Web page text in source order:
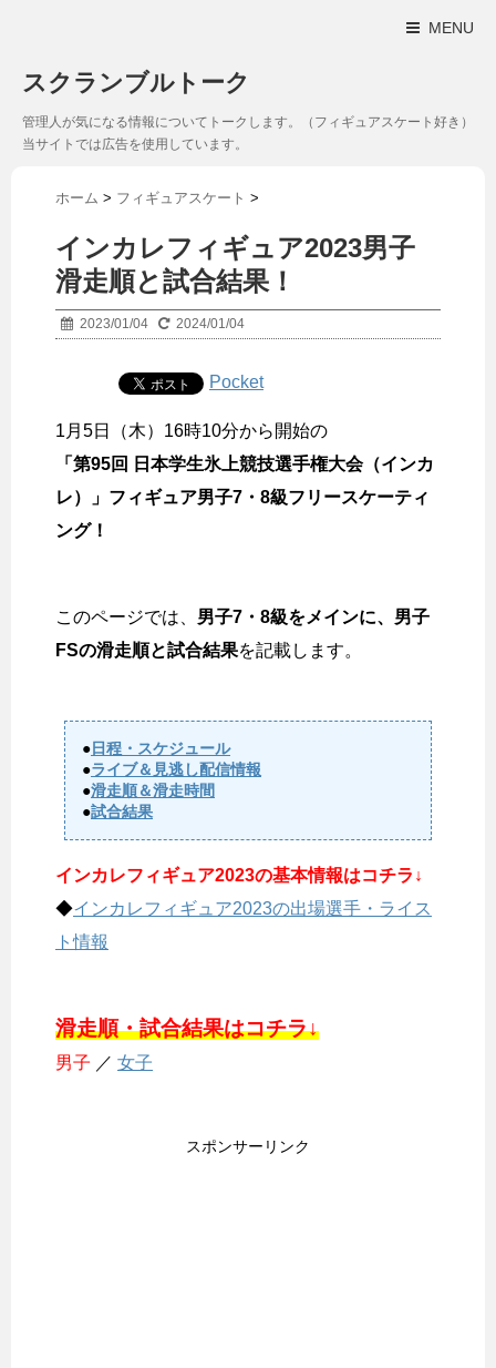
MENU
スクランブルトーク
管理人が気になる情報についてトークします。（フィギュアスケート好き）
当サイトでは広告を使用しています。
ホーム > フィギュアスケート >
インカレフィギュア2023男子
滑走順と試合結果！
2023/01/04 2024/01/04
Pocket
1月5日（木）16時10分から開始の
「第95回 日本学生氷上競技選手権大会（インカ
レ）」フィギュア男子7・8級フリースケーティ
ング！
このページでは、 男子7・8級をメインに、男子
FSの滑走順と試合結果を記載します。
●日程・スケジュール
●ライブ＆見逃し配信情報
●滑走順＆滑走時間
●試合結果
インカレフィギュア2023の基本情報はコチラ↓
◆インカレフィギュア2023の出場選手・ライス
ト情報
滑走順・試合結果はコチラ↓
男子 ／ 女子
スポンサーリンク